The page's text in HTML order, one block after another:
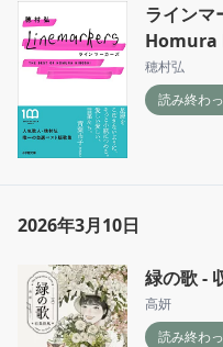
ライン
Homura
穂村弘
読み終わ
2026年3月10日
緑の歌 -
高妍
読み終わ